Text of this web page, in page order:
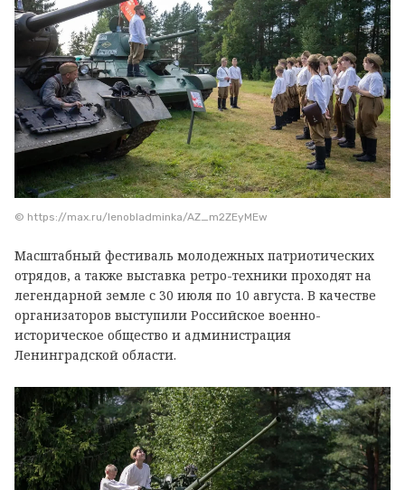
© https://max.ru/lenobladminka/AZ_m2ZEyMEw
Масштабный фестиваль молодежных патриотических
отрядов, а также выставка ретро-техники проходят на
легендарной земле с 30 июля по 10 августа. В качестве
организаторов выступили Российское военно-
историческое общество и администрация
Ленинградской области.